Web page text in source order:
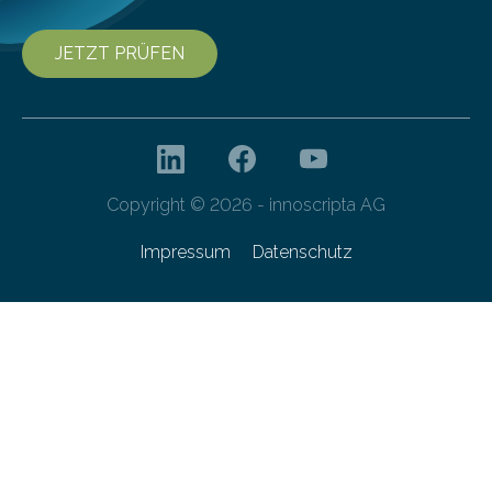
JETZT PRÜFEN
Copyright © 2026 - innoscripta AG
Impressum Datenschutz